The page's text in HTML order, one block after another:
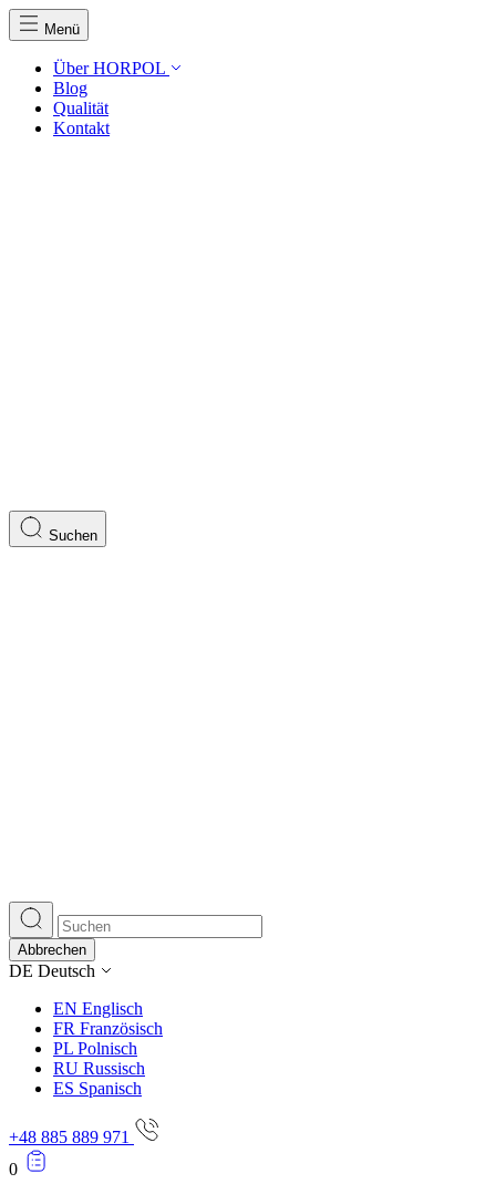
Menü
Über HORPOL
Blog
Qualität
Kontakt
Suchen
Abbrechen
DE Deutsch
EN Englisch
FR Französisch
PL Polnisch
RU Russisch
ES Spanisch
+48 885 889 971
0